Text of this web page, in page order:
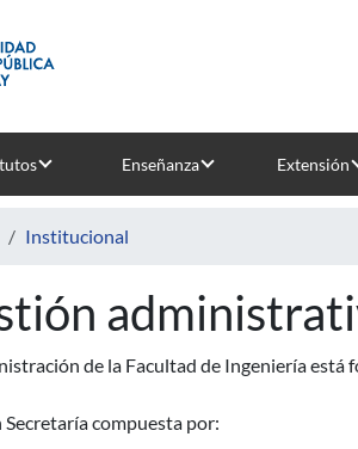
Enseñanza Extensión
Institucional
de la Facultad de Ingeniería está
compuesta por: